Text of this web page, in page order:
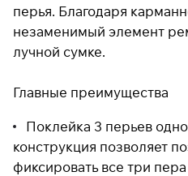
перья. Благодаря
незаменимый элемент
лучной сумке.
Главные преимущества
Поклейка 3 перьев
конструкция позволяет
фиксировать все три